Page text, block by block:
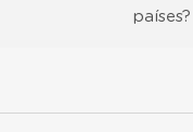
países?